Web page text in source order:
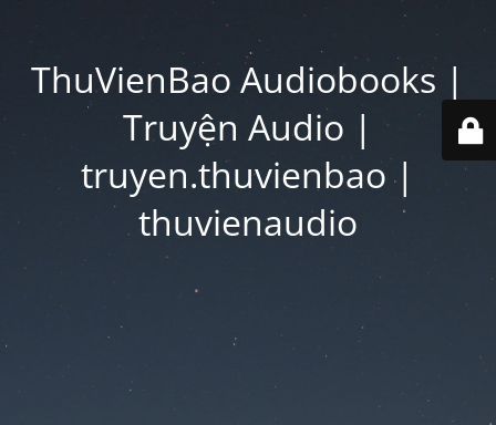
ThuVienBao Audiobooks |
Truyện Audio |
truyen.thuvienbao |
thuvienaudio